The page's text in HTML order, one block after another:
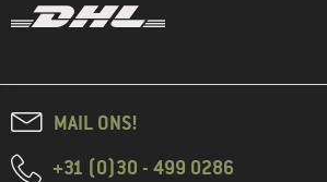
MAIL ONS!
+31 (0)30 - 499 0286